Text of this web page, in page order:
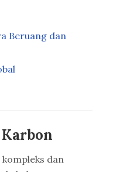
Beruang dan
dan